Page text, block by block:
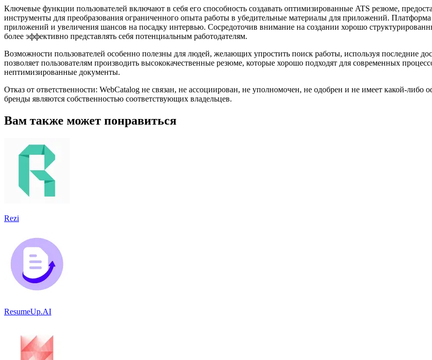
Ключевые функции пользователей включают в себя его способность создавать оптимизированные ATS резюме,
инструменты для преобразования ограниченного опыта работы в убедительные материалы для приложений.
приложений и увеличения шансов на посадку интервью. Сосредоточив внимание на создании хорошо
более эффективно представлять себя потенциальным работодателям.
Возможности пользователей особенно полезны для людей, желающих упростить поиск работы, используя последние
позволяет пользователям производить высококачественные резюме, которые хорошо подходят для современных
нептимизированные документы.
Отказ от ответственности: WebCatalog не связан, не ассоциирован, не уполномочен, не одобрен и не имеет какой-
бренды являются собственностью соответствующих владельцев.
Вам также может понравиться
Rezi
ResumeUp.AI